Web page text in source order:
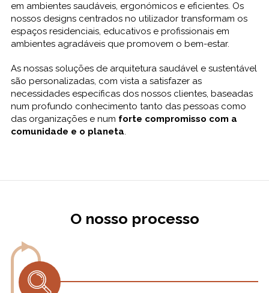
em ambientes saudáveis, ergonómicos e eficientes. Os
nossos designs centrados no utilizador transformam os
espaços residenciais, educativos e profissionais em
ambientes agradáveis que promovem o bem-estar.
As nossas soluções de arquitetura saudável e sustentável
são personalizadas, com vista a satisfazer as
necessidades específicas dos nossos clientes, baseadas
num profundo conhecimento tanto das pessoas como
das organizações e num forte compromisso com a
comunidade e o planeta.
O nosso processo